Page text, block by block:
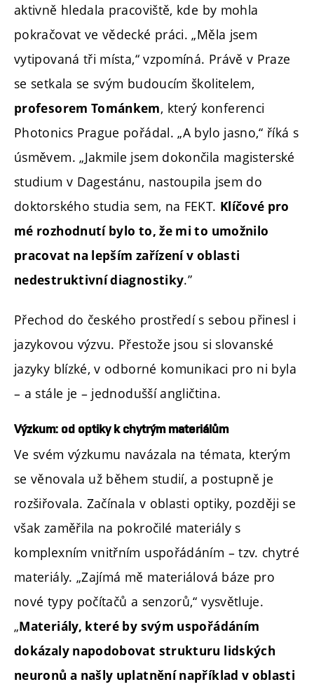
aktivně hledala pracoviště, kde by mohla
pokračovat ve vědecké práci. „Měla jsem
vytipovaná tři místa,“ vzpomíná. Právě v Praze
se setkala se svým budoucím školitelem,
profesorem Tománkem, který konferenci
Photonics Prague pořádal. „A bylo jasno,“ říká s
úsměvem. „Jakmile jsem dokončila magisterské
studium v Dagestánu, nastoupila jsem do
doktorského studia sem, na FEKT. Klíčové pro
mé rozhodnutí bylo to, že mi to umožnilo
pracovat na lepším zařízení v oblasti
nedestruktivní diagnostiky.”
Přechod do českého prostředí s sebou přinesl i
jazykovou výzvu. Přestože jsou si slovanské
jazyky blízké, v odborné komunikaci pro ni byla
– a stále je – jednodušší angličtina.
Výzkum: od optiky k chytrým materiálům
Ve svém výzkumu navázala na témata, kterým
se věnovala už během studií, a postupně je
rozšiřovala. Začínala v oblasti optiky, později se
však zaměřila na pokročilé materiály s
komplexním vnitřním uspořádáním – tzv. chytré
materiály. „Zajímá mě materiálová báze pro
nové typy počítačů a senzorů,“ vysvětluje.
„Materiály, které by svým uspořádáním
dokázaly napodobovat strukturu lidských
neuronů a našly uplatnění například v oblasti